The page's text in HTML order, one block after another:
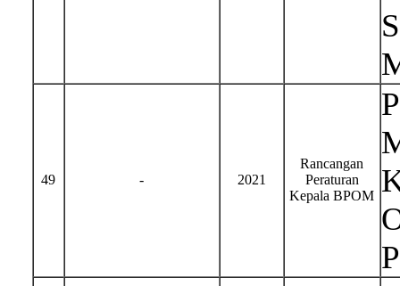
49 - 2021
Rancangan
Peraturan
Kepala BPOM